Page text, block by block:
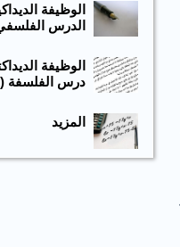
الوظيفة
الدرس الفلسفي
الوظيفة
درس الفلسفة (2)
المزيد